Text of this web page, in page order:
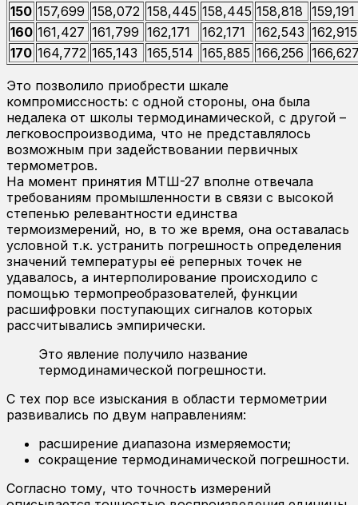
150 157,699 158,072 158,445 158,445 158,818 159,191
160 161,427 161,799 162,171 162,171 162,543 162,915
170 164,772 165,143 165,514 165,885 166,256
Это позволило приобрести шкале
компромиссность: с одной стороны, она была
недалека от школы термодинамической, с другой –
легковоспроизводима, что не представлялось
возможным при задействовании первичных
термометров.
На момент принятия МТШ-27 вполне отвечала
требованиям промышленности в связи с высокой
степенью релевантности единства
термоизмерений, но, в то же время, она оставалась
условной т.к. устранить погрешность определения
значений температуры её реперных точек не
удавалось, а интерполирование происходило с
помощью термопреобразователей, функции
расшифровки поступающих сигналов которых
рассчитывались эмпирически.
Это явление получило название
термодинамической погрешности.
С тех пор все изыскания в области термометрии
развивались по двум направлениям:
расширение диапазона измеряемости;
сокращение термодинамической погрешности.
Согласно тому, что точность измерений